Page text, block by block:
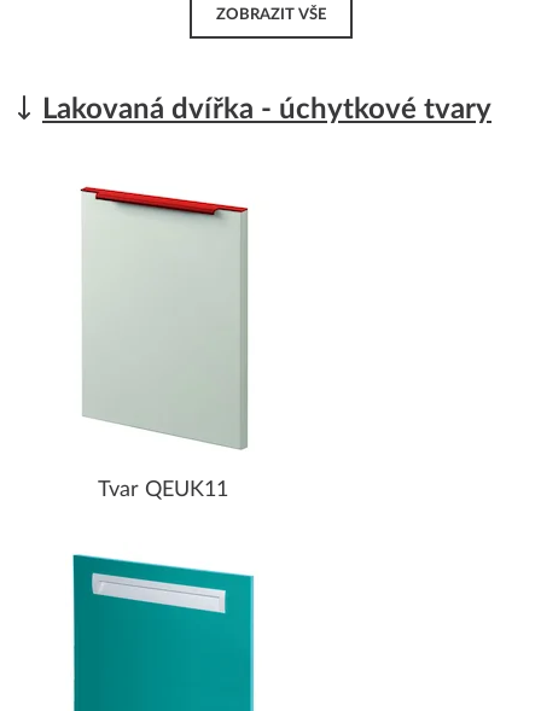
ZOBRAZIT VŠE
Lakovaná dvířka - úchytkové tvary
Tvar QEUK11